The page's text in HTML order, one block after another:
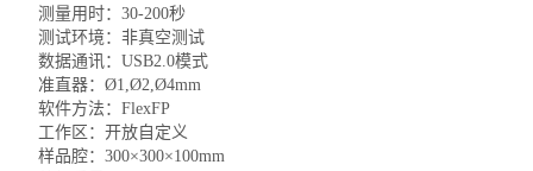
测量用时：30-200秒
测试环境：非真空测试
数据通讯：USB2.0模式
准直器：Ø1,Ø2,Ø4mm
软件方法：FlexFP
工作区：开放自定义
样品腔：300×300×100mm